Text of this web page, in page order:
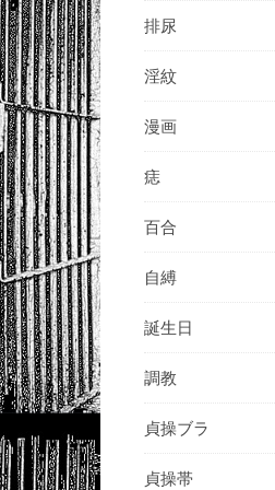
排尿
淫紋
漫画
痣
百合
自縛
誕生日
調教
貞操ブラ
貞操帯